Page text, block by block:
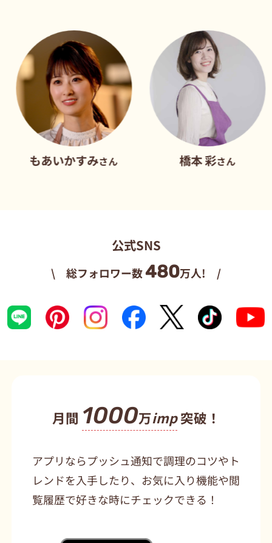
かすみさん さん
公式SNS
\ 総フォロワー数480万人! /
月間 1000万imp突破！
アプリならプッシュ通知で調理のコツやト
レンドを入手したり、お気に入り機能や閲
覧履歴で好きな時にチェックできる！